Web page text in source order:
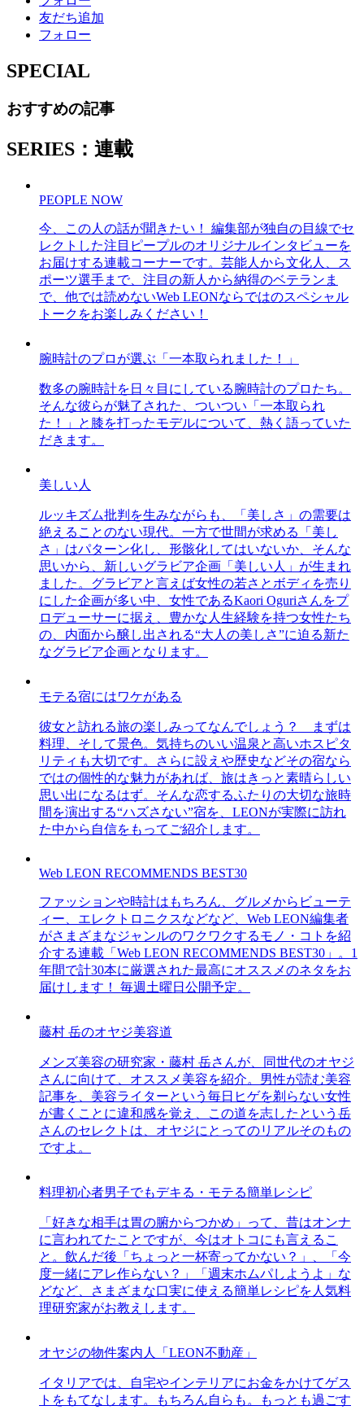
友だち追加
フォロー
SPECIAL
おすすめの記事
SERIES：連載
PEOPLE NOW
今、この人の話が聞きたい！ 編集部が独自の目線でセ
レクトした注目ピープルのオリジナルインタビューを
お届けする連載コーナーです。芸能人から文化人、ス
ポーツ選手まで、注目の新人から納得のベテランま
で、他では読めないWeb LEONならではのスペシャル
トークをお楽しみください！
腕時計のプロが選ぶ「一本取られました！」
数多の腕時計を日々目にしている腕時計のプロたち。
そんな彼らが魅了された、ついつい「一本取られ
た！」と膝を打ったモデルについて、熱く語っていた
だきます。
美しい人
ルッキズム批判を生みながらも、「美しさ」の需要は
絶えることのない現代。一方で世間が求める「美し
さ」はパターン化し、形骸化してはいないか、そんな
思いから、新しいグラビア企画「美しい人」が生まれ
ました。グラビアと言えば女性の若さとボディを売り
にした企画が多い中、女性であるKaori Oguriさんをプ
ロデューサーに据え、豊かな人生経験を持つ女性たち
の、内面から醸し出される“大人の美しさ”に迫る新た
なグラビア企画となります。
モテる宿にはワケがある
彼女と訪れる旅の楽しみってなんでしょう？ まずは
料理、そして景色。気持ちのいい温泉と高いホスピタ
リティも大切です。さらに設えや歴史などその宿なら
ではの個性的な魅力があれば、旅はきっと素晴らしい
思い出になるはず。そんな恋するふたりの大切な旅時
間を演出する“ハズさない”宿を、LEONが実際に訪れ
た中から自信をもってご紹介します。
Web LEON RECOMMENDS BEST30
ファッションや時計はもちろん、グルメからビューテ
ィー、エレクトロニクスなどなど、Web LEON編集者
がさまざまなジャンルのワクワクするモノ・コトを紹
介する連載「Web LEON RECOMMENDS BEST30」。1
年間で計30本に厳選された最高にオススメのネタをお
届けします！ 毎週土曜日公開予定。
藤村 岳のオヤジ美容道
メンズ美容の研究家・藤村 岳さんが、同世代のオヤジ
さんに向けて、オススメ美容を紹介。男性が読む美容
記事を、美容ライターという毎日ヒゲを剃らない女性
が書くことに違和感を覚え、この道を志したという岳
さんのセレクトは、オヤジにとってのリアルそのもの
ですよ。
料理初心者男子でもデキる・モテる簡単レシピ
「好きな相手は胃の腑からつかめ」って、昔はオンナ
に言われてたことですが、今はオトコにも言えるこ
と。飲んだ後「ちょっと一杯寄ってかない？」、「今
度一緒にアレ作らない？」「週末ホムパしようよ」な
どなど、さまざまな口実に使える簡単レシピを人気料
理研究家がお教えします。
オヤジの物件案内人「LEON不動産」
イタリアでは、自宅やインテリアにお金をかけてゲス
トをもてなします。もちろん自らも。もっとも過ごす